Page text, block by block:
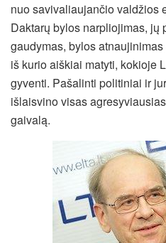
nuo savivaliaujančio valdžios
Daktarų bylos narpliojimas, jų
gaudymas, bylos
iš kurio aiškiai matyti, kokioje
gyventi. Pašalinti politiniai ir
išlaisvino visas
gaivalą.